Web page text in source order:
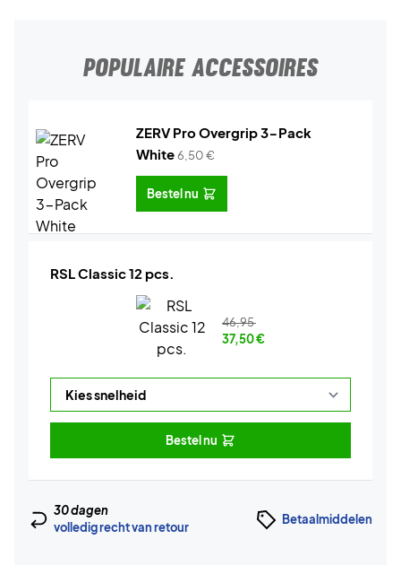
POPULAIRE ACCESSOIRES
ZERV Pro Overgrip 3-Pack
White6,50€
Bestel nu
RSL Classic 12 pcs.
46,95
37,50€
Bestel nu
30 dagen
volledig recht van retour
Betaalmiddelen